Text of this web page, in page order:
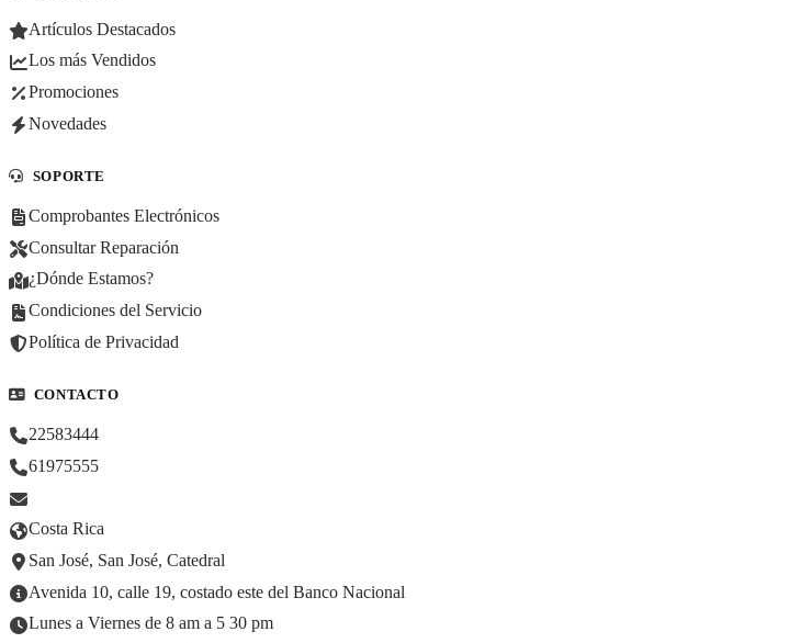
Artículos Destacados
Los más Vendidos
Promociones
Novedades
SOPORTE
Comprobantes Electrónicos
Consultar Reparación
¿Dónde Estamos?
Condiciones del Servicio
Política de Privacidad
CONTACTO
22583444
61975555
Costa Rica
San José, San José, Catedral
Avenida 10, calle 19, costado este del Banco Nacional
Lunes a Viernes de 8 am a 5 30 pm